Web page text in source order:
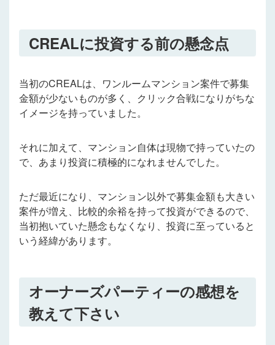
CREALに投資する前の懸念点
当初のCREALは、ワンルームマンション案件で募集
金額が少ないものが多く、クリック合戦になりがちな
イメージを持っていました。
それに加えて、マンション自体は現物で持っていたの
で、あまり投資に積極的になれませんでした。
ただ最近になり、マンション以外で募集金額も大きい
案件が増え、比較的余裕を持って投資ができるので、
当初抱いていた懸念もなくなり、投資に至っていると
いう経緯があります。
オーナーズパーティーの感想を
教えて下さい